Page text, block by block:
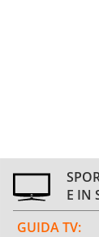
E IN
GUIDA TV: